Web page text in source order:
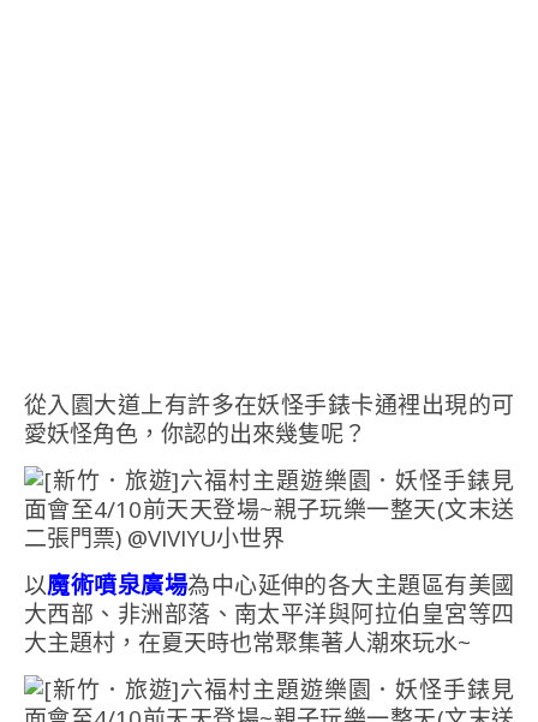
從入園大道上有許多在妖怪手錶卡通裡出現的可
愛妖怪角色，你認的出來幾隻呢？
以魔術噴泉廣場為中心延伸的各大主題區有美國
大西部、非洲部落、南太平洋與阿拉伯皇宮等四
大主題村，在夏天時也常聚集著人潮來玩水~